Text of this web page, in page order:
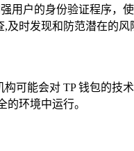
用户的身份验证程序
时发现和防范潜在的风
可能会对 TP 钱包的
环境中运行。